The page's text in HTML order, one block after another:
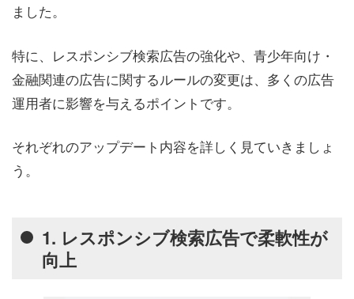
ました。
特に、レスポンシブ検索広告の強化や、青少年向け・
金融関連の広告に関するルールの変更は、多くの広告
運用者に影響を与えるポイントです。
それぞれのアップデート内容を詳しく見ていきましょ
う。
1. レスポンシブ検索広告で柔軟性が
向上